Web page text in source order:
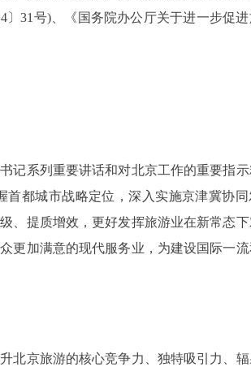
31号)、《国务院办公厅关于进一步促
系列重要讲话和对北京工作的重要指示
首都城市战略定位，深入实施京津冀协
、提质增效，更好发挥旅游业在新常态
更加满意的现代服务业，为建设国际一
京旅游的核心竞争力、独特吸引力、辐